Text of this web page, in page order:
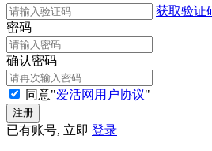
获取验证
密码
确认密码
同意"爱活网用户协议"
已有账号, 立即 登录